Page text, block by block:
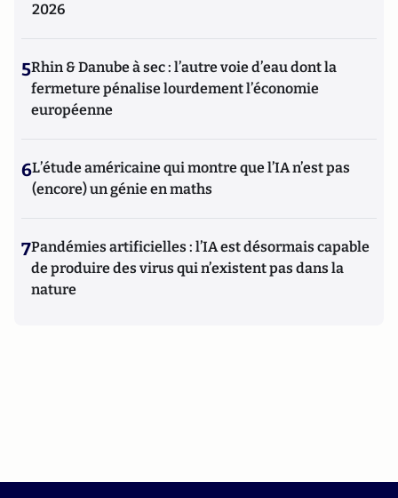
2026
5Rhin & Danube à sec : l’autre voie d’eau dont la
fermeture pénalise lourdement l’économie
européenne
6L’étude américaine qui montre que l’IA n’est pas
(encore) un génie en maths
7Pandémies artificielles : l’IA est désormais capable
de produire des virus qui n’existent pas dans la
nature